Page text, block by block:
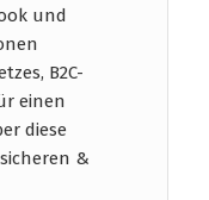
und
B2C-
einen
diese
&